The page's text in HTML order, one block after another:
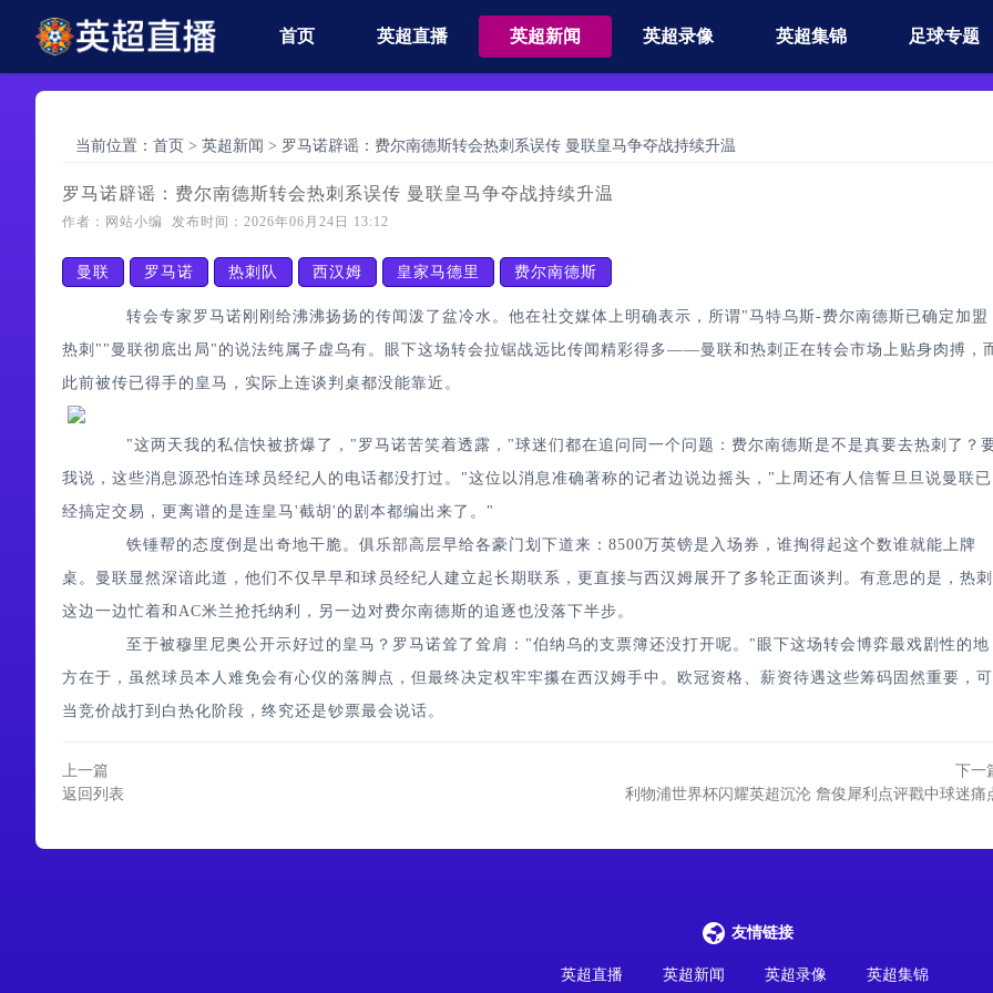
首页 英超直播 英超新闻 英超录像 英超集锦 足球专题
当前位置： 首页 > 英超新闻 > 罗马诺辟谣：费尔南德斯转会热刺系误传 曼联皇马争夺战持续升温
罗马诺辟谣：费尔南德斯转会热刺系误传 曼联皇马争夺战持续升温
作者：网站小编 发布时间：2026年06月24日 13:12
曼联 罗马诺 热刺队 西汉姆 皇家马德里 费尔南德斯
转会专家罗马诺刚刚给沸沸扬扬的传闻泼了盆冷水。他在社交媒体上明确表示，所谓"马特乌斯-费尔南德斯已确定加盟
热刺""曼联彻底出局"的说法纯属子虚乌有。眼下这场转会拉锯战远比传闻精彩得多——曼联和热刺正在转会市场上贴身肉搏，
此前被传已得手的皇马，实际上连谈判桌都没能靠近。
"这两天我的私信快被挤爆了，"罗马诺苦笑着透露，"球迷们都在追问同一个问题：费尔南德斯是不是真要去热刺了？
我说，这些消息源恐怕连球员经纪人的电话都没打过。"这位以消息准确著称的记者边说边摇头，"上周还有人信誓旦旦说曼联已
经搞定交易，更离谱的是连皇马'截胡'的剧本都编出来了。"
铁锤帮的态度倒是出奇地干脆。俱乐部高层早给各豪门划下道来：8500万英镑是入场券，谁掏得起这个数谁就能上牌
桌。曼联显然深谙此道，他们不仅早早和球员经纪人建立起长期联系，更直接与西汉姆展开了多轮正面谈判。有意思的是，热刺
这边一边忙着和AC米兰抢托纳利，另一边对费尔南德斯的追逐也没落下半步。
至于被穆里尼奥公开示好过的皇马？罗马诺耸了耸肩："伯纳乌的支票簿还没打开呢。"眼下这场转会博弈最戏剧性的地
方在于，虽然球员本人难免会有心仪的落脚点，但最终决定权牢牢攥在西汉姆手中。欧冠资格、薪资待遇这些筹码固然重要，可
当竞价战打到白热化阶段，终究还是钞票最会说话。
上一篇
返回列表
下一
利物浦世界杯闪耀英超沉沦 詹俊犀利点评戳中球迷痛
友情链接
英超直播 英超新闻 英超录像 英超集锦